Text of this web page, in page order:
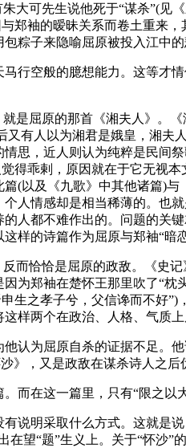
可先生说他死于“谋杀”(见《
郑袖的暧昧关系而卷土重来
粽子来隐喻屈原被投入江中
空般的臆想能力。这等才情
屈原的那首《湘夫人》。《
又有人以为湘君是娥皇，湘
思，近人则认为纯粹是民间
得乖剌，原因就在于它无视
(以及《九歌》中其他诸篇)
人情感却是相当稀薄的。也
人都不难作出的。问题的关
样的诗篇作为屈原与郑袖“暗
恰恰是屈原的政敌。《史记
为郑袖在楚怀王那里吹了“
生之孝子兮，父信谗而不好
样两个在政治、人格、气质
为屈原自杀的证据不足。他
》，又是政敌在谋杀诗人之后
在这一篇里，只有“限之以
明采取什么方式。这就是说
在望“题”生义上。关于“怀沙